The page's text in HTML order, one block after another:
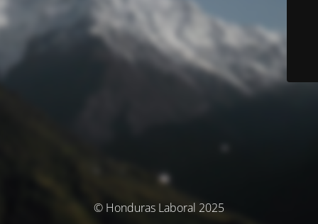
© Honduras Laboral 2025